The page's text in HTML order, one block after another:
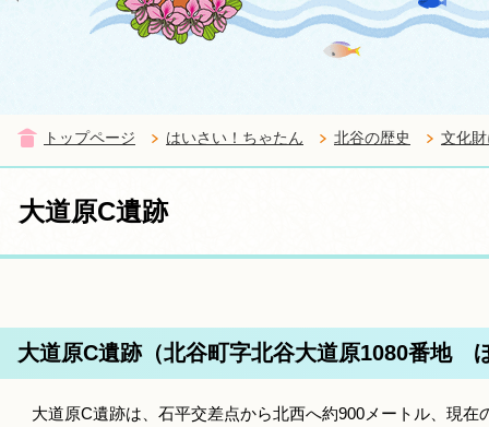
トップページ はいさい！ちゃたん 北谷の歴史 文化
大道原C遺跡
大道原C遺跡（北谷町字北谷大道原1080番地
大道原C遺跡は、石平交差点から北西へ約900メートル、現